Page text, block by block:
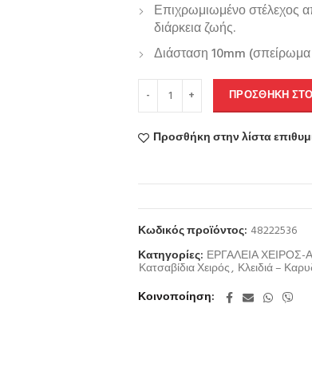
Επιχρωμιωμένο στέλεχος
διάρκεια ζωής.
Διάσταση 10mm
ΠΡΟΣΘΉΚΗ
Προσθήκη στην λίστα
Κωδικός προϊόντος: 48222536
Κατηγορίες: ΕΡΓΑΛΕΙΑ
Κατσαβίδια Χειρός, Κλειδιά –
Κοινοποίηση